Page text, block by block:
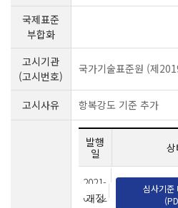
국제표준
부합화
고시기관
(고시번호)
국가기술표준원 (제
고시사유 항복강도 기준 추가
발행
일
상
2021-
03-22
개정
심사기준